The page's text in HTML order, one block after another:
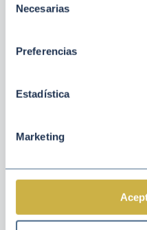
quieras que recojamos
Necesarias
Preferencias
Estadística
Marketing
pequeñas y
capacidad
para fomentar el
Desarrollando
para
naturales en las
Invirtiendo en I+D+i,